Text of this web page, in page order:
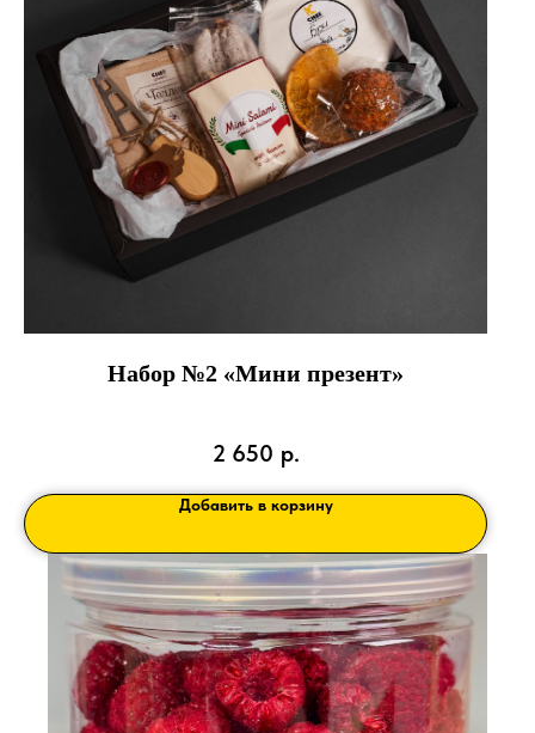
Набор №2 «Мини презент»
2 650 р.
Добавить в корзину